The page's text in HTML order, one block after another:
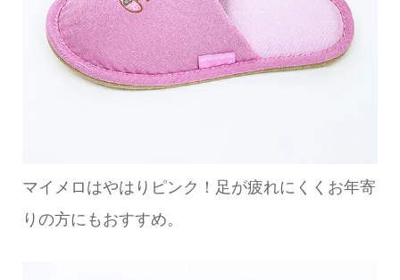
マイメロはやはりピンク！足が疲れにくくお年寄
りの方にもおすすめ。